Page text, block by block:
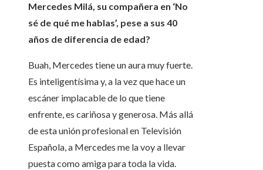
Mercedes Milá, su compañera en ‘No
sé de qué me hablas’, pese a sus 40
años de diferencia de edad?
Buah, Mercedes tiene un aura muy fuerte.
Es inteligentísima y, a la vez que hace un
escáner implacable de lo que tiene
enfrente, es cariñosa y generosa. Más allá
de esta unión profesional en Televisión
Española, a Mercedes me la voy a llevar
puesta como amiga para toda la vida.